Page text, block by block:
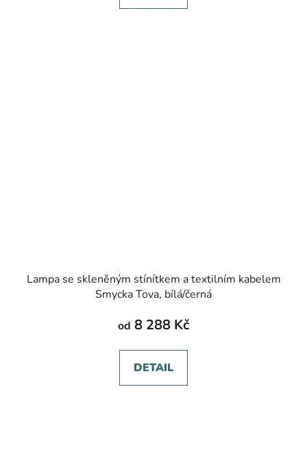
Lampa se skleněným stínítkem a textilním kabelem
Smycka Tova, bílá/černá
od 8 288 Kč
DETAIL